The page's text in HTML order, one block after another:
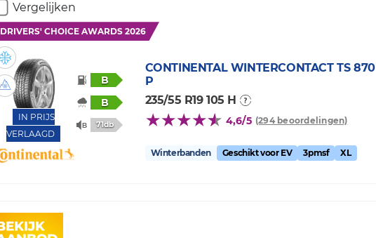
Vergelijken
DRIVERS' CHOICE AWARDS 2026
IN PRIJS
VERLAAGD
B
B
71db
CONTINENTAL WINTERCONTACT TS 870
P
235/55 R19 105 H
4,6/5 (294 beoordelingen)
Winterbanden Geschikt voor EV 3pmsf XL